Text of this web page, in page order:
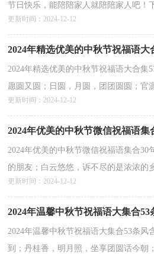
节日快乐，能陪陪家人就陪陪家人吧！
节快乐的祝福语41句,供大家参考借鉴，
更新时间：2024-12-12
2024年精选优美的中秋节祝福语大
2024年精选优美的中秋节祝福语大合集
愿圆又圆；日圆，月圆，团团圆圆；官
源，源源不断；情源，心源，愿源随心
更新时间：2024-12-12
2024年优美的中秋节微信祝福语集
2024年优美的中秋节微信祝福语集合30
的朋友；白云悠悠，诉不尽的是浓浓的
融融的相守；晚风悠悠，道不尽的是切
更新时间：2024-12-12
2024年温馨中秋节祝福语大集合53
2024年温馨中秋节祝福语大集合53条风
到；丹桂香，明月照，坐享团圆话今朝